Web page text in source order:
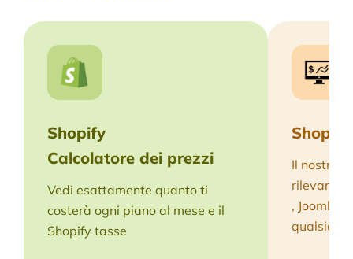
Shopify
Calcolatore dei prezzi
Vedi esattamente quanto ti
costerà ogni piano al mese e il
Shopify tasse
Il nostro
rilevare
, Joomla
qualsiasi